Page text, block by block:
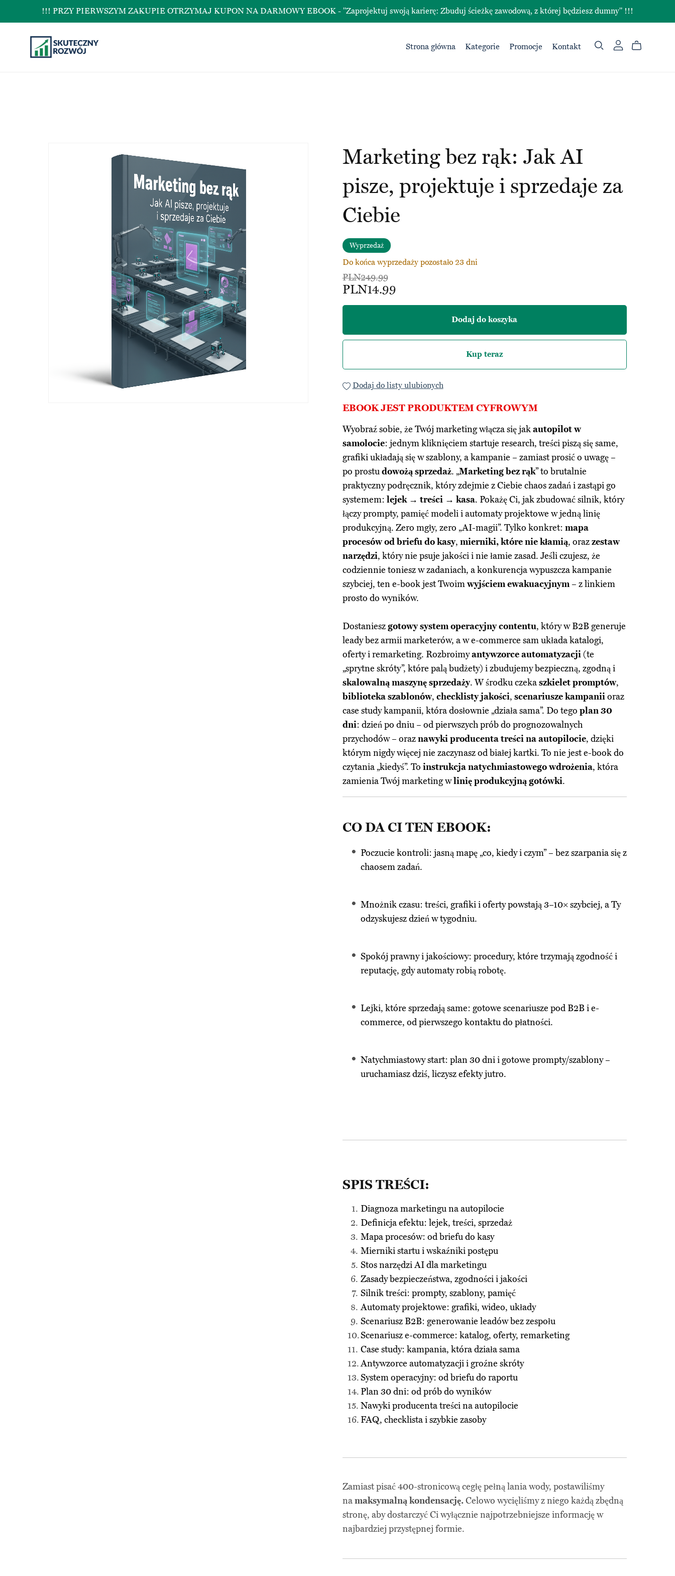
!!! PRZY PIERWSZYM ZAKUPIE OTRZYMAJ KUPON NA DARMOWY EBOOK - "Zaprojektuj swoją karierę: Zbuduj ścieżkę zawodową, z której będziesz dumny" !!!
Strona główna Kategorie Promocje Kontakt
Marketing bez rąk: Jak AI
pisze, projektuje i sprzedaje za
Ciebie
Wyprzedaż
Do końca wyprzedaży pozostało 23 dni
PLN249.99
PLN14.99
Dodaj do koszyka
Kup teraz
Dodaj do listy ulubionych
EBOOK JEST PRODUKTEM CYFROWYM
Wyobraź sobie, że Twój marketing włącza się jakautopilot w
samolocie: jednym kliknięciem startuje research, treści piszą się same,
grafiki układają się w szablony, a kampanie – zamiast prosić o uwagę –
po prostudowożą sprzedaż. „Marketing bez rąk” to brutalnie
praktyczny podręcznik, który zdejmie z Ciebie chaos zadań i zastąpi go
systemem: lejek → treści → kasa. Pokażę Ci, jak zbudować silnik, który
łączy prompty, pamięć modeli i automaty projektowe w jedną linię
produkcyjną. Zero mgły, zero „AI-magii”. Tylko konkret: mapa
procesów od briefu do kasy, mierniki, które nie kłamią, orazzestaw
narzędzi, który nie psuje jakości i nie łamie zasad. Jeśli czujesz, że
codziennie toniesz w zadaniach, a konkurencja wypuszcza kampanie
szybciej, ten e-book jest Twoimwyjściem ewakuacyjnym– z linkiem
prosto do wyników.
Dostanieszgotowy system operacyjny contentu, który w B2B generuje
leady bez armii marketerów, a w e-commerce sam układa katalogi,
oferty i remarketing. Rozbroimyantywzorce automatyzacji(te
„sprytne skróty”, które palą budżety) i zbudujemy bezpieczną, zgodną i
skalowalną maszynę sprzedaży. W środku czekaszkielet promptów,
biblioteka szablonów, checklisty jakości, scenariusze kampaniioraz
case study kampanii, która dosłownie „działa sama”. Do tego plan 30
dni: dzień po dniu – od pierwszych prób do prognozowalnych
przychodów – oraznawyki producenta treści na autopilocie, dzięki
którym nigdy więcej nie zaczynasz od białej kartki. To nie jest e-book do
czytania „kiedyś”. To instrukcja natychmiastowego wdrożenia, która
zamienia Twój marketing wlinię produkcyjną gotówki.
CO DA CI TEN EBOOK:
Poczucie kontroli: jasną mapę „co, kiedy i czym” – bez szarpania się z
chaosem zadań.
Mnożnik czasu: treści, grafiki i oferty powstają 3–10× szybciej, a Ty
odzyskujesz dzień w tygodniu.
Spokój prawny i jakościowy: procedury, które trzymają zgodność i
reputację, gdy automaty robią robotę.
Lejki, które sprzedają same: gotowe scenariusze pod B2B i e-
commerce, od pierwszego kontaktu do płatności.
Natychmiastowy start: plan 30 dni i gotowe prompty/szablony –
uruchamiasz dziś, liczysz efekty jutro.
SPIS TREŚCI:
Diagnoza marketingu na autopilocie
Definicja efektu: lejek, treści, sprzedaż
Mapa procesów: od briefu do kasy
Mierniki startu i wskaźniki postępu
Stos narzędzi AI dla marketingu
Zasady bezpieczeństwa, zgodności i jakości
Silnik treści: prompty, szablony, pamięć
Automaty projektowe: grafiki, wideo, układy
Scenariusz B2B: generowanie leadów bez zespołu
Scenariusz e-commerce: katalog, oferty, remarketing
Case study: kampania, która działa sama
Antywzorce automatyzacji i groźne skróty
System operacyjny: od briefu do raportu
Plan 30 dni: od prób do wyników
Nawyki producenta treści na autopilocie
FAQ, checklista i szybkie zasoby
Zamiast pisać 400-stronicową cegłę pełną lania wody, postawiliśmy
namaksymalną kondensację.Celowo wycięliśmy z niego każdą zbędną
stronę, aby dostarczyć Ci wyłącznie najpotrzebniejsze informację w
najbardziej przystępnej formie.